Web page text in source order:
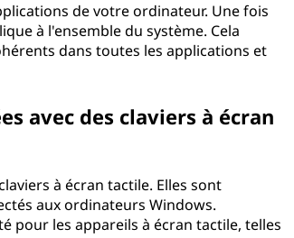
de votre ordinateur. Une fois
à l'ensemble du système. Cela
dans toutes les applications et
avec des claviers à écran
à écran tactile. Elles sont
aux ordinateurs Windows.
pour les appareils à écran tactile, telles